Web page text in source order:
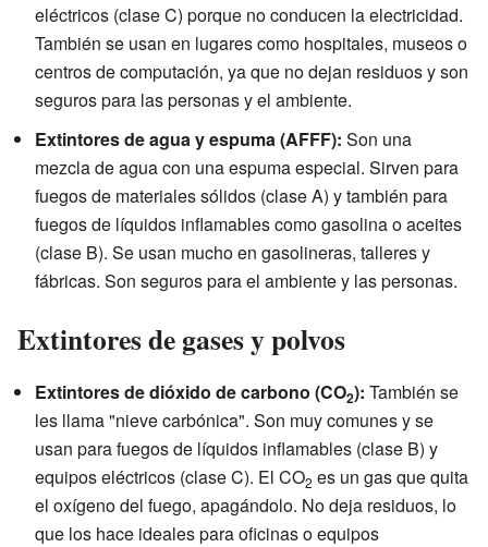
eléctricos (clase C) porque no conducen la electricidad.
También se usan en lugares como hospitales, museos o
centros de computación, ya que no dejan residuos y son
seguros para las personas y el ambiente.
Extintores de agua y espuma (AFFF): Son una
mezcla de agua con una espuma especial. Sirven para
fuegos de materiales sólidos (clase A) y también para
fuegos de líquidos inflamables como gasolina o aceites
(clase B). Se usan mucho en gasolineras, talleres y
fábricas. Son seguros para el ambiente y las personas.
Extintores de gases y polvos
Extintores de dióxido de carbono (CO2): También se
les llama "nieve carbónica". Son muy comunes y se
usan para fuegos de líquidos inflamables (clase B) y
equipos eléctricos (clase C). El CO2 es un gas que quita
el oxígeno del fuego, apagándolo. No deja residuos, lo
que los hace ideales para oficinas o equipos